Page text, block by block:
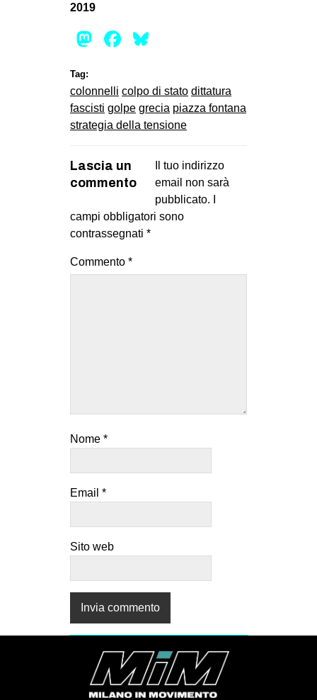
2019
Mastodon
Facebook
Tag:
colonnelli colpo di stato dittatura
fascisti golpe grecia piazza fontana
strategia della tensione
Lascia un
commento
Il tuo indirizzo
email non sarà
pubblicato.
campi obbligatori sono
contrassegnati *
Commento *
Nome *
Email *
Sito web